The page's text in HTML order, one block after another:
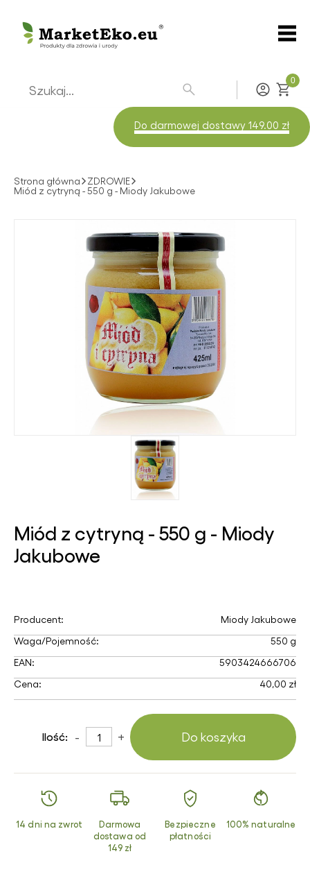
Zaloguj
0
Do darmowej dostawy 149.00 zł
Strona główna
ZDROWIE
Miód z cytryną - 550 g - Miody Jakubowe
Miód z cytryną - 550 g - Miody
Jakubowe
Producent:
Miody Jakubowe
Waga/Pojemność:
550 g
EAN:
5903424666706
Cena:
40,00 zł
Ilość: - + Do koszyka
14 dni na zwrot
Darmowa
dostawa od
149 zł
Bezpieczne
płatności
100% naturalne